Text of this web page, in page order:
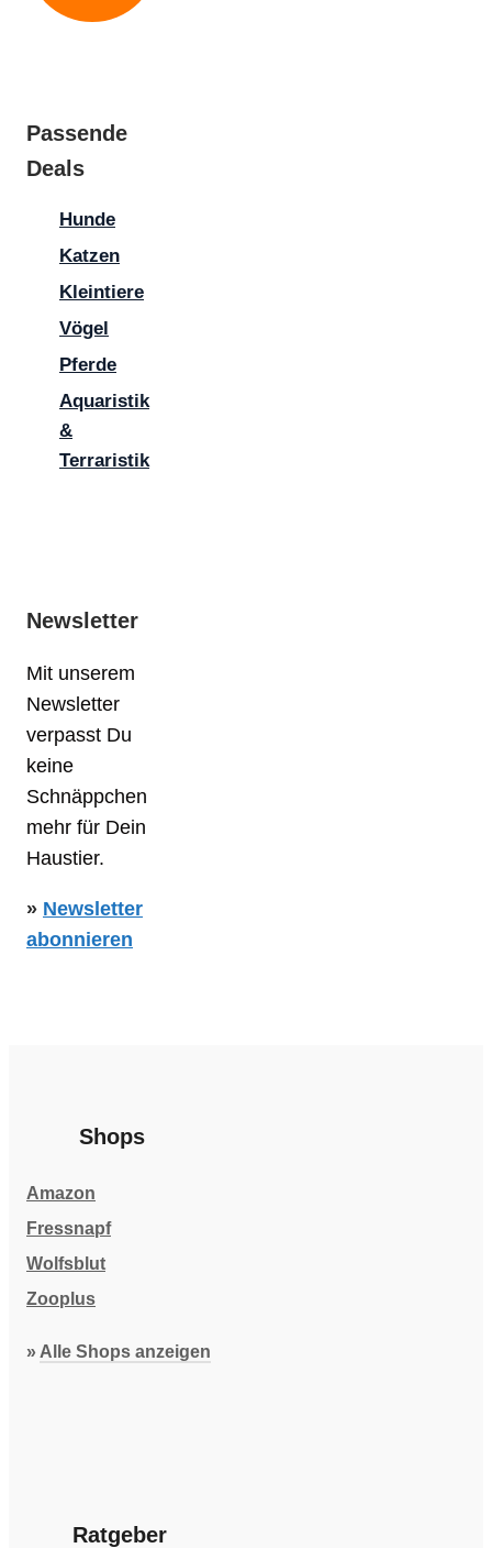
Passende
Deals
Hunde
Katzen
Kleintiere
Vögel
Pferde
Aquaristik
&
Terraristik
Newsletter
Mit unserem
Newsletter
verpasst Du
keine
Schnäppchen
mehr für Dein
Haustier.
» Newsletter
abonnieren
Shops
Amazon
Fressnapf
Wolfsblut
Zooplus
» Alle Shops anzeigen
Ratgeber